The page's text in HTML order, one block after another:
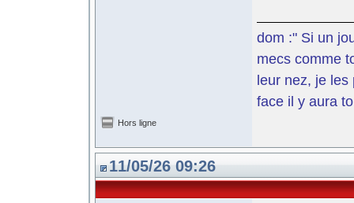
dom :" Si un
mecs comme
leur nez, je les
face il y aura
Hors ligne
11/05/26 09:26